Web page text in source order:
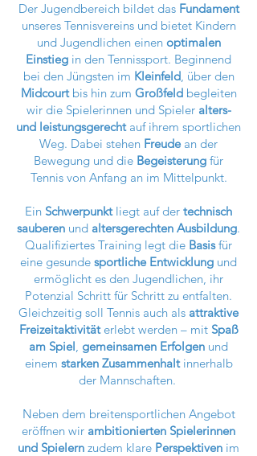
Der Jugendbereich bildet das Fundament
unseres Tennisvereins und bietet Kindern
und Jugendlichen einen optimalen
Einstieg in den Tennissport. Beginnend
bei den Jüngsten im Kleinfeld, über den
Midcourtbis hin zum Großfeldbegleiten
wir die Spielerinnen und Spieler alters-
und leistungsgerechtauf ihrem sportlichen
Weg. Dabei stehen Freudean der
Bewegung und die Begeisterung für
Tennis von Anfang an im Mittelpunkt.
Ein Schwerpunktliegt auf der technisch
sauberen und altersgerechten Ausbildung.
Qualifiziertes Training legt die Basisfür
eine gesunde sportliche Entwicklung und
ermöglicht es den Jugendlichen, ihr
Potenzial Schritt für Schritt zu entfalten.
Gleichzeitig soll Tennis auch als attraktive
Freizeitaktivitäterlebt werden – mit Spaß
am Spiel, gemeinsamen Erfolgen und
einem starken Zusammenhaltinnerhalb
der Mannschaften.
Neben dem breitensportlichen Angebot
eröffnen wir ambitionierten Spielerinnen
und Spielern zudem klare Perspektiven im